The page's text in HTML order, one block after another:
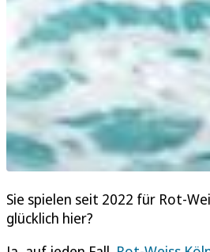
Sie spielen seit 2022 für Rot-
glücklich hier?